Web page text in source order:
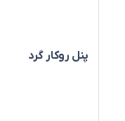
پنل روکار گرد